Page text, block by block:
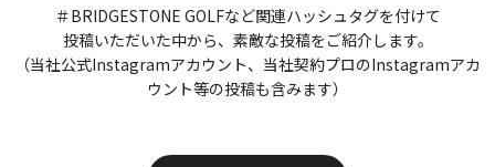
＃BRIDGESTONE GOLFなど関連ハッシュタグを付けて
投稿いただいた中から、素敵な投稿をご紹介します。
（当社公式Instagramアカウント、当社契約プロのInstagramアカ
ウント等の投稿も含みます）